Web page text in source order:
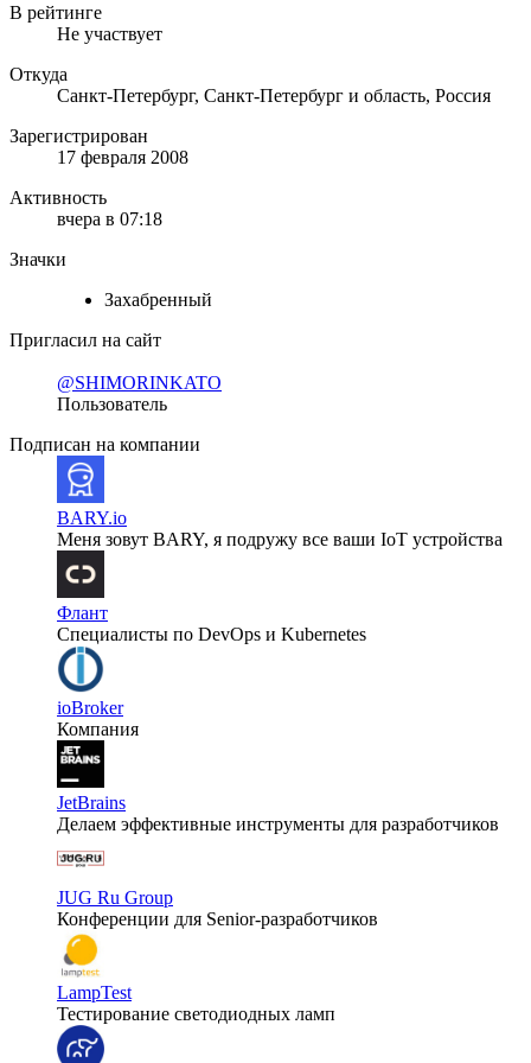
В рейтинге
Не участвует
Откуда
Санкт-Петербург, Санкт-Петербург и область, Россия
Зарегистрирован
17 февраля 2008
Активность
вчера в 07:18
Значки
Захабренный
Пригласил на сайт
@SHIMORINKATO
Пользователь
Подписан на компании
BARY.io
Меня зовут BARY, я подружу все ваши IoT устройства
Флант
Специалисты по DevOps и Kubernetes
ioBroker
Компания
JetBrains
Делаем эффективные инструменты для разработчиков
JUG Ru Group
Конференции для Senior-разработчиков
LampTest
Тестирование светодиодных ламп